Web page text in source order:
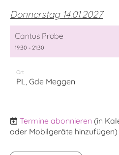
Donnerstag 14.01.2027
Cantus Probe
19:30 - 21:30
Ort
PL, Gde Meggen
Termine abonnieren (in
oder Mobilgeräte hinzufügen)